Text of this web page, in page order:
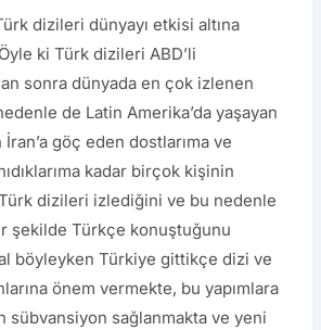
dizileri dünyayı etkisi altına
ki Türk dizileri ABD’li
sonra dünyada en çok izlenen
de Latin Amerika’da yaşayan
İran’a göç eden dostlarıma ve
kadar birçok kişinin
dizileri izlediğini ve bu nedenle
şekilde Türkçe konuştuğunu
böyleyken Türkiye gittikçe dizi ve
önem vermekte, bu yapımlara
sübvansiyon sağlanmakta ve yeni